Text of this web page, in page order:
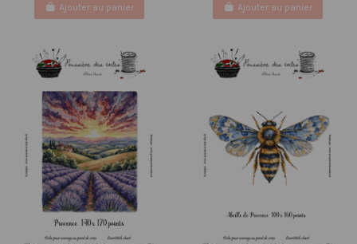
Ajouter au panier Ajouter au panier